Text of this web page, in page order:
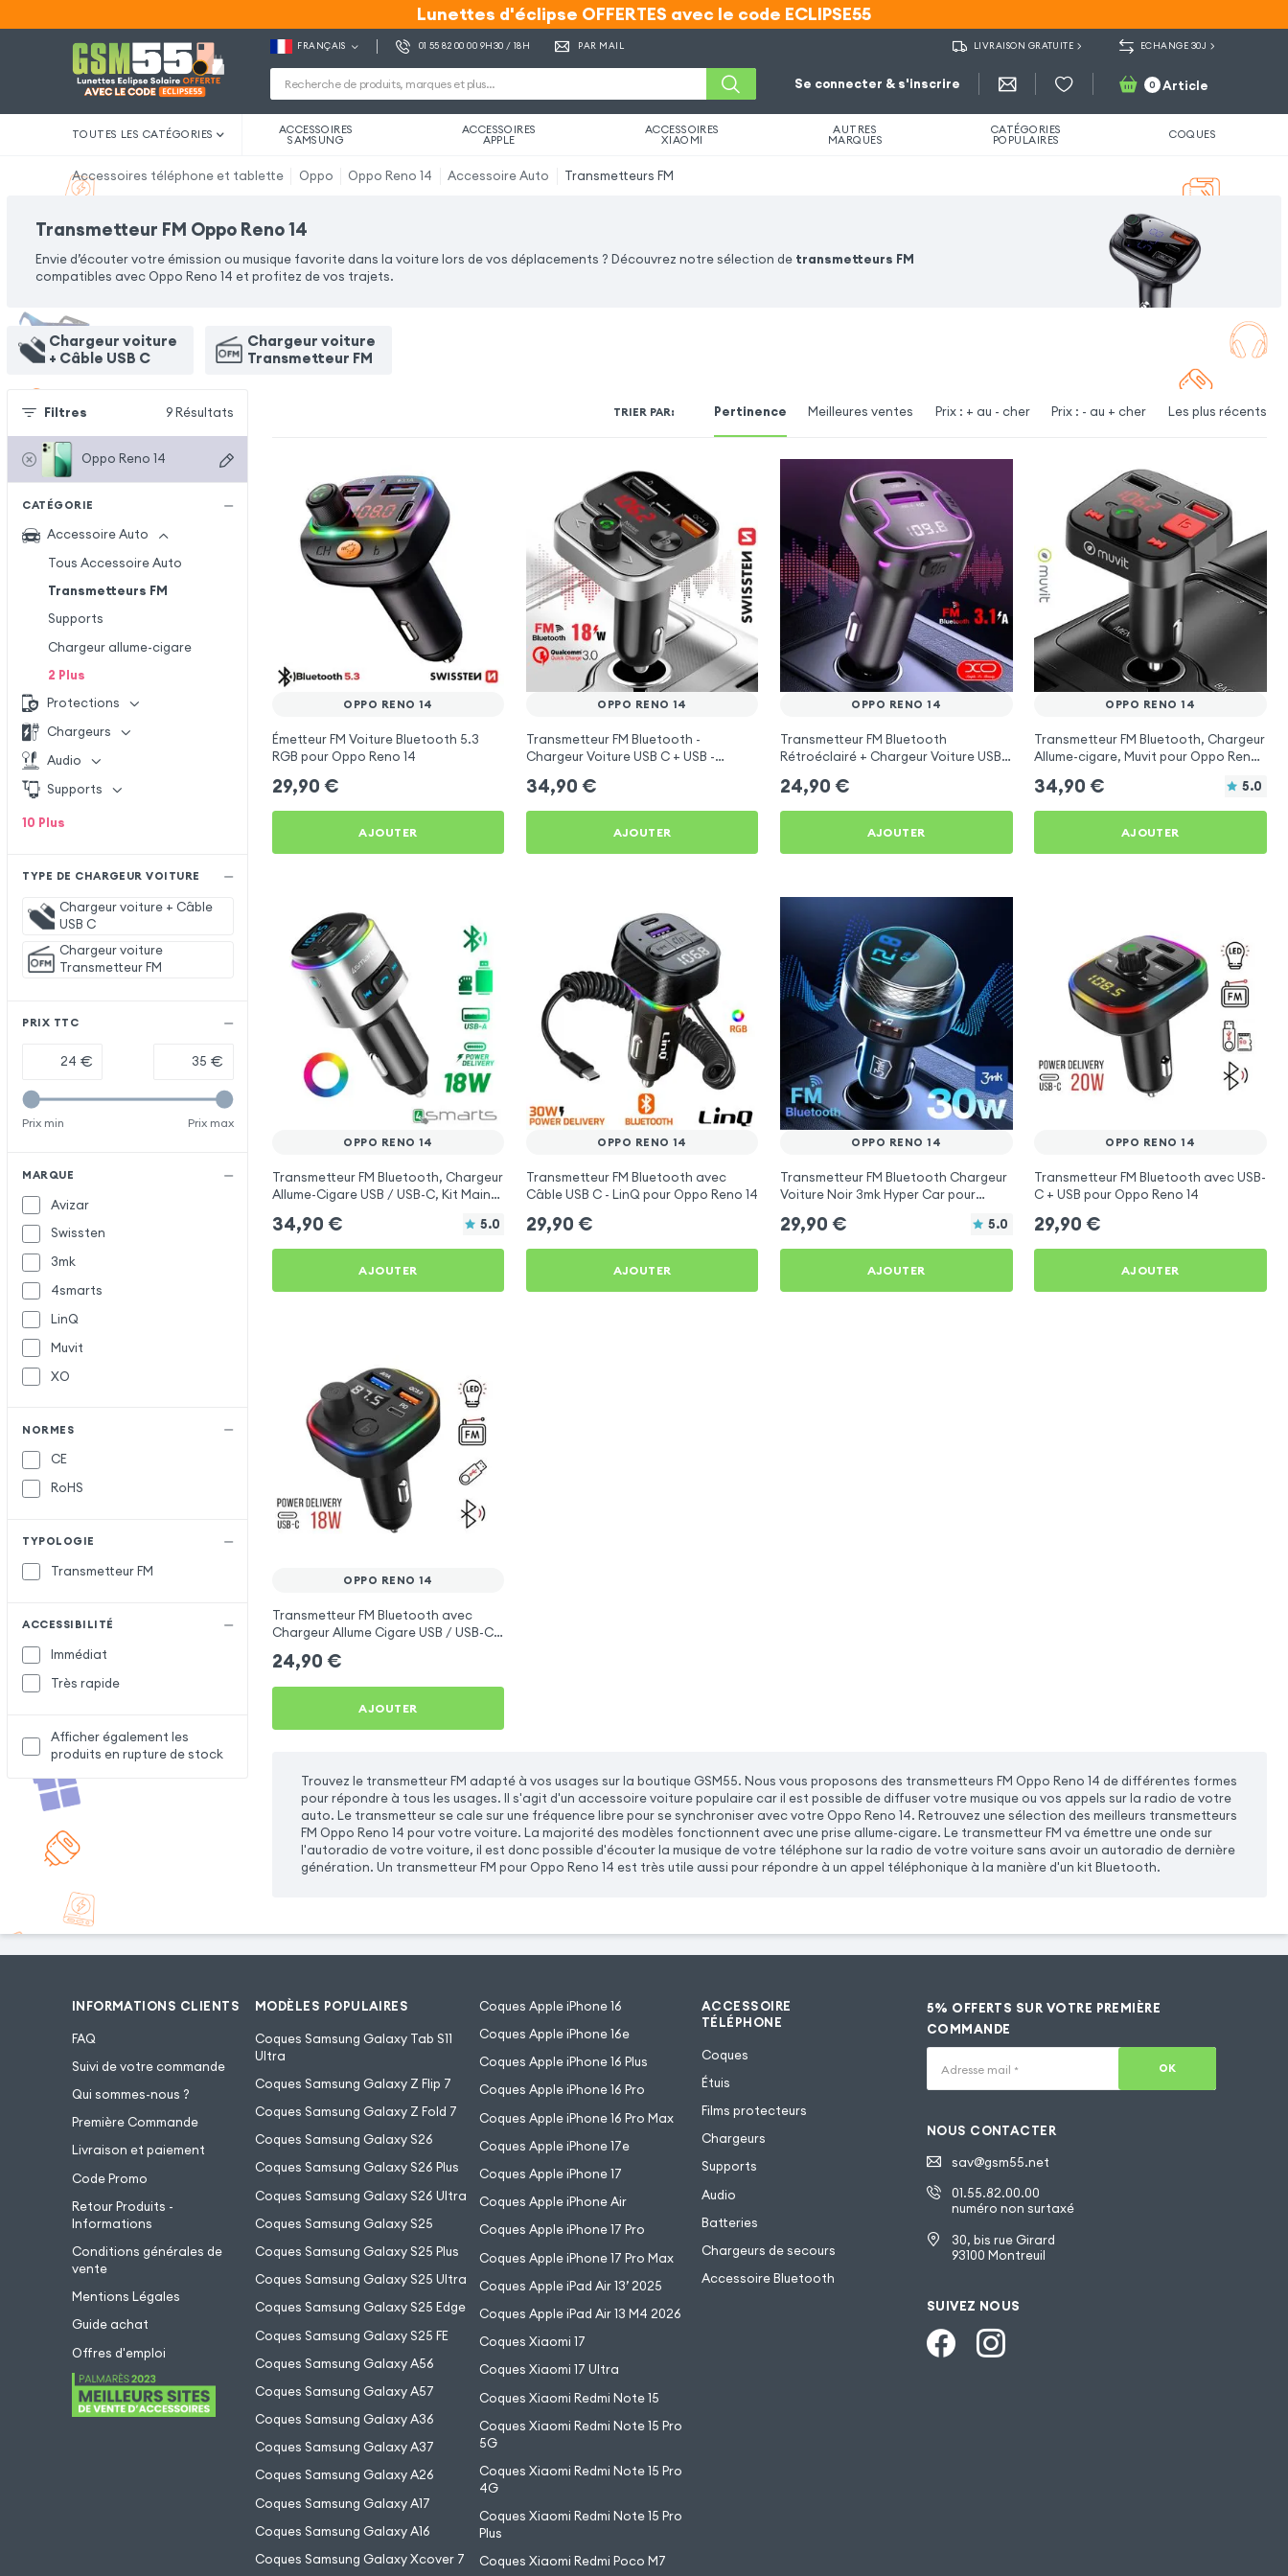
Lunettes d'éclipse OFFERTES avec le code ECLIPSE55
Lunettes d'éclipse OFFERTES avec le code ECLIPSE55
FRANÇAIS 01 55 82 00 00 9H30 / 18H PAR MAIL LIVRAISON GRATUITE ECHANGE 30J
Se connecter & s'inscrire 0 Article
TOUTES LES CATÉGORIES ACCESSOIRES
SAMSUNG
ACCESSOIRES
APPLE
ACCESSOIRES
XIAOMI
AUTRES
MARQUES
CATÉGORIES
POPULAIRES COQUES
Accessoires téléphone et tablette Oppo Oppo Reno 14 Accessoire Auto Transmetteurs FM
Transmetteur FM Oppo Reno 14
Envie d’écouter votre émission ou musique favorite dans la voiture lors de vos déplacements ? Découvrez notre sélection de transmetteurs FM
compatibles avec Oppo Reno 14 et profitez de vos trajets.
Chargeur voiture
+ Câble USB C
Chargeur voiture
Transmetteur FM
Filtres 9 Résultats
Oppo Reno 14
CATÉGORIE
Accessoire Auto
Tous Accessoire Auto
Transmetteurs FM
Supports
Chargeur allume-cigare
2 Plus
Protections
Chargeurs
Audio
Supports
10 Plus
TYPE DE CHARGEUR VOITURE
Chargeur voiture + Câble
USB C
Chargeur voiture
Transmetteur FM
PRIX TTC
€ €
Prix min Prix max
MARQUE
Avizar
Swissten
3mk
4smarts
LinQ
Muvit
XO
NORMES
CE
RoHS
TYPOLOGIE
Transmetteur FM
ACCESSIBILITÉ
Immédiat
Très rapide
Afficher également les
produits en rupture de stock
TRIER PAR: Pertinence Meilleures ventes Prix : + au - cher Prix : - au + cher Les plus récents
OPPO RENO 14
Émetteur FM Voiture Bluetooth 5.3
RGB pour Oppo Reno 14
29,90 €
AJOUTER
OPPO RENO 14
Transmetteur FM Bluetooth -
Chargeur Voiture USB C + USB -
34,90 €
AJOUTER
OPPO RENO 14
Transmetteur FM Bluetooth
Rétroéclairé + Chargeur Voiture USB
24,90 €
AJOUTER
OPPO RENO 14
Transmetteur FM Bluetooth, Chargeur
Allume-cigare, Muvit pour Oppo Reno
34,90 € 5.0
AJOUTER
OPPO RENO 14
Transmetteur FM Bluetooth, Chargeur
Allume-Cigare USB / USB-C, Kit Main
34,90 € 5.0
AJOUTER
OPPO RENO 14
Transmetteur FM Bluetooth avec
Câble USB C - LinQ pour Oppo Reno 14
29,90 €
AJOUTER
OPPO RENO 14
Transmetteur FM Bluetooth Chargeur
Voiture Noir 3mk Hyper Car pour
29,90 € 5.0
AJOUTER
OPPO RENO 14
Transmetteur FM Bluetooth avec USB-
C + USB pour Oppo Reno 14
29,90 €
AJOUTER
OPPO RENO 14
Transmetteur FM Bluetooth avec
Chargeur Allume Cigare USB / USB-C,
24,90 €
AJOUTER
Trouvez le transmetteur FM adapté à vos usages sur la boutique GSM55. Nous vous proposons des transmetteurs FM Oppo Reno 14 de différentes formes
pour répondre à tous les usages. Il s'agit d'un accessoire voiture populaire car il est possible de diffuser votre musique ou vos appels sur la radio de votre
auto. Le transmetteur se cale sur une fréquence libre pour se synchroniser avec votre Oppo Reno 14. Retrouvez une sélection des meilleurs transmetteurs
FM Oppo Reno 14 pour votre voiture. La majorité des modèles fonctionnent avec une prise allume-cigare. Le transmetteur FM va émettre une onde sur
l'autoradio de votre voiture, il est donc possible d'écouter la musique de votre téléphone sur la radio de votre voiture sans avoir un autoradio de dernière
génération. Un transmetteur FM pour Oppo Reno 14 est très utile aussi pour répondre à un appel téléphonique à la manière d'un kit Bluetooth.
INFORMATIONS CLIENTS
FAQ
Suivi de votre commande
Qui sommes-nous ?
Première Commande
Livraison et paiement
Code Promo
Retour Produits -
Informations
Conditions générales de
vente
Mentions Légales
Guide achat
Offres d'emploi
MODÈLES POPULAIRES
Coques Samsung Galaxy Tab S11
Ultra
Coques Samsung Galaxy Z Flip 7
Coques Samsung Galaxy Z Fold 7
Coques Samsung Galaxy S26
Coques Samsung Galaxy S26 Plus
Coques Samsung Galaxy S26 Ultra
Coques Samsung Galaxy S25
Coques Samsung Galaxy S25 Plus
Coques Samsung Galaxy S25 Ultra
Coques Samsung Galaxy S25 Edge
Coques Samsung Galaxy S25 FE
Coques Samsung Galaxy A56
Coques Samsung Galaxy A57
Coques Samsung Galaxy A36
Coques Samsung Galaxy A37
Coques Samsung Galaxy A26
Coques Samsung Galaxy A17
Coques Samsung Galaxy A16
Coques Samsung Galaxy Xcover 7
Coques Apple iPhone 16
Coques Apple iPhone 16e
Coques Apple iPhone 16 Plus
Coques Apple iPhone 16 Pro
Coques Apple iPhone 16 Pro Max
Coques Apple iPhone 17e
Coques Apple iPhone 17
Coques Apple iPhone Air
Coques Apple iPhone 17 Pro
Coques Apple iPhone 17 Pro Max
Coques Apple iPad Air 13’ 2025
Coques Apple iPad Air 13 M4 2026
Coques Xiaomi 17
Coques Xiaomi 17 Ultra
Coques Xiaomi Redmi Note 15
Coques Xiaomi Redmi Note 15 Pro
5G
Coques Xiaomi Redmi Note 15 Pro
4G
Coques Xiaomi Redmi Note 15 Pro
Plus
Coques Xiaomi Redmi Poco M7
ACCESSOIRE
TÉLÉPHONE
Coques
Étuis
Films protecteurs
Chargeurs
Supports
Audio
Batteries
Chargeurs de secours
Accessoire Bluetooth
5% OFFERTS SUR VOTRE PREMIÈRE
COMMANDE
Adresse mail * OK
NOUS CONTACTER
sav@gsm55.net
01.55.82.00.00
numéro non surtaxé
30, bis rue Girard
93100 Montreuil
SUIVEZ NOUS